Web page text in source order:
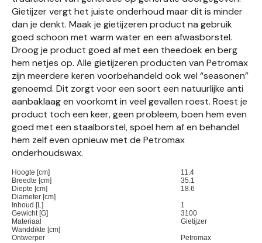
Gietijzer vergt het juiste onderhoud maar dit is minder
dan je denkt. Maak je gietijzeren product na gebruik
goed schoon met warm water en een afwasborstel.
Droog je product goed af met een theedoek en berg
hem netjes op. Alle gietijzeren producten van Petromax
zijn meerdere keren voorbehandeld ook wel “seasonen”
genoemd. Dit zorgt voor een soort een natuurlijke anti
aanbaklaag en voorkomt in veel gevallen roest. Roest je
product toch een keer, geen probleem, boen hem even
goed met een staalborstel, spoel hem af en behandel
hem zelf even opnieuw met de Petromax
onderhoudswax.
Hoogte [cm]
11.4
Breedte [cm]
35.1
Diepte [cm]
18.6
Diameter [cm]
Inhoud [L]
1
Gewicht [G]
3100
Materiaal
Gietijzer
Wanddikte [cm]
Ontwerper
Petromax